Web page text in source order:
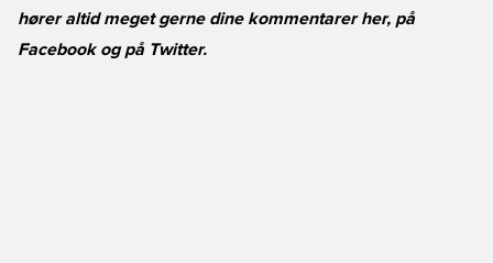
hører altid meget gerne dine kommentarer her, på
Facebookog på Twitter.